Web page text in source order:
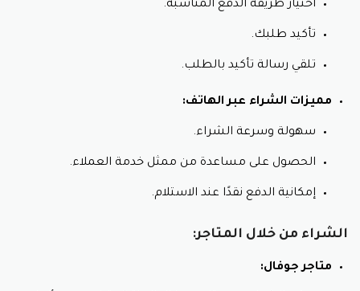
اختيار طريقة الدفع المناسبة.
تأكيد طلبك.
تلقي رسالة تأكيد بالطلب.
مميزات الشراء عبر الهاتف:
سهولة وسرعة الشراء.
الحصول على مساعدة من ممثل خدمة العملاء.
إمكانية الدفع نقدًا عند الاستلام.
الشراء من خلال المتاجر:
متاجر جوفال: